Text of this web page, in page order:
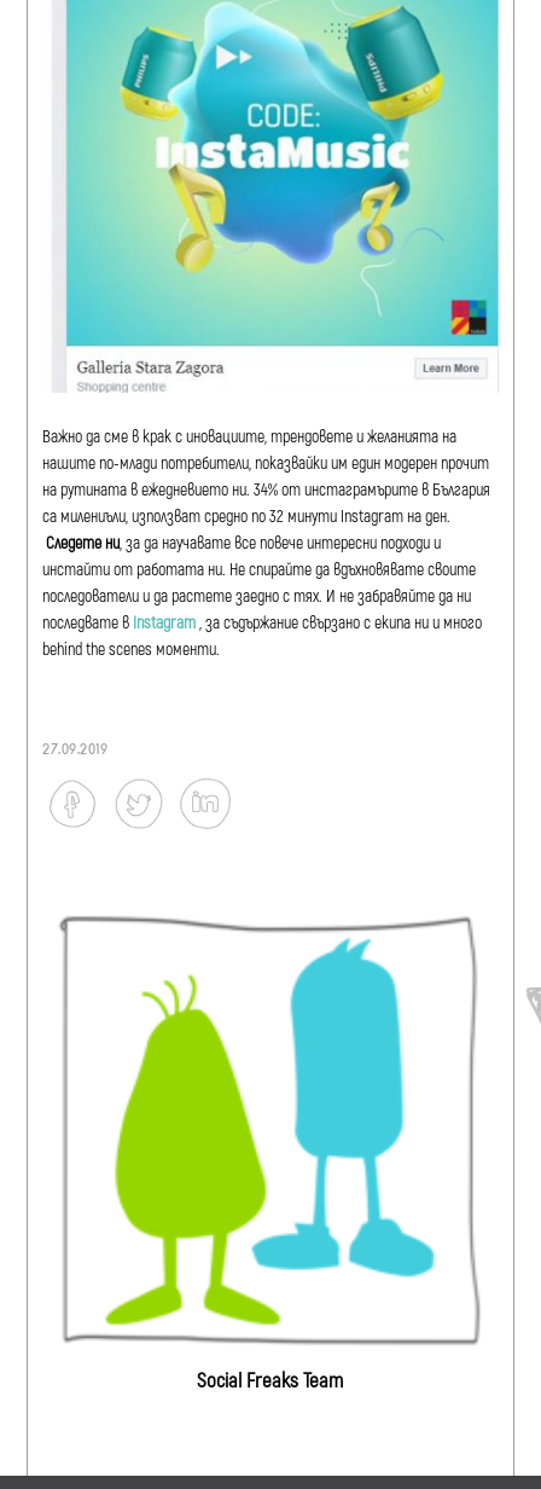
Важно да сме в крак с иновациите, трендовете и желанията на
нашите по-млади потребители, показвайки им един модерен прочит
на рутината в ежедневието ни. 34% от инстаграмърите в България
са милениъли, използват средно по 32 минути Instagram на ден.
Следете ни, за да научавате все повече интересни подходи и
инстайти от работата ни. Не спирайте да вдъхновявате своите
последователи и да растете заедно с тях. И не забравяйте да ни
последвате в Instagram , за съдържание свързано с екипа ни и много
behind the scenes моменти.
27.09.2019
Social Freaks Team